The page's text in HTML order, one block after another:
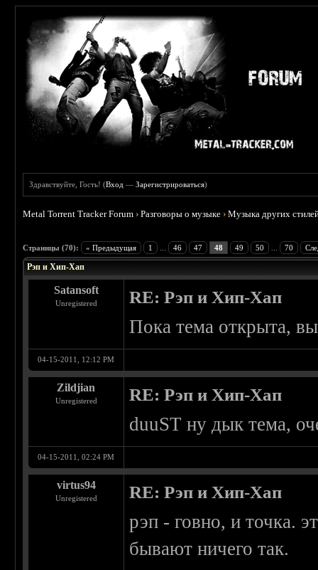
Здравствуйте, Гость! (Вход —Зарегистрироваться)
Metal Torrent Tracker Forum ›Разговоры о музыке ›Музыка других
Страницы (70): « Предыдущая 1 46 47 48 49 50 70
Рэп и Хип-Хап
Satansoft
Unregistered RE: Рэп и Хип-Хап
Пока тема открыта,
04-15-2011, 12:12 PM
Zildjian
Unregistered RE: Рэп и Хип-Хап
duuST ну дык тема,
04-15-2011, 02:24 PM
virtus94
Unregistered RE: Рэп и Хип-Хап
рэп - говно, и точка.
бывают ничего так.